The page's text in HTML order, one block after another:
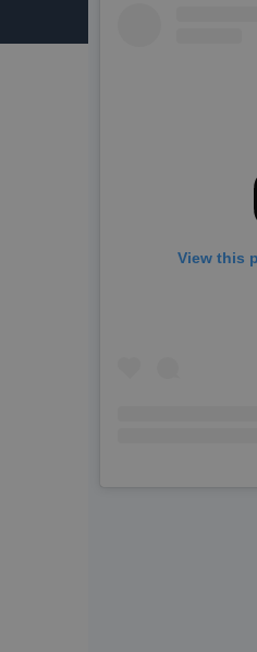
View this